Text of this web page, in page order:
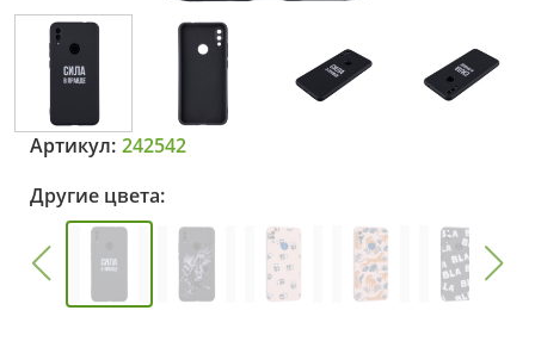
Артикул: 242542
Другие цвета: